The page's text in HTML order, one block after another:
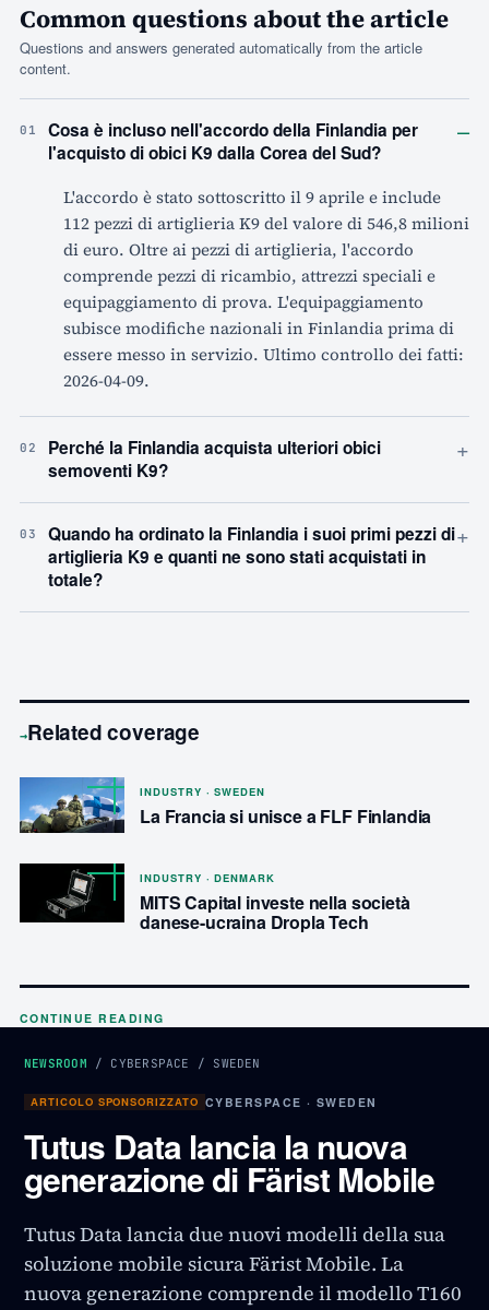
Common questions about the article
Questions and answers generated automatically from the article
content.
01
Cosa è incluso nell'accordo della Finlandia per
l'acquisto di obici K9 dalla Corea del Sud?
–
L'accordo è stato sottoscritto il 9 aprile e include
112 pezzi di artiglieria K9 del valore di 546,8 milioni
di euro. Oltre ai pezzi di artiglieria, l'accordo
comprende pezzi di ricambio, attrezzi speciali e
equipaggiamento di prova. L'equipaggiamento
subisce modifiche nazionali in Finlandia prima di
essere messo in servizio. Ultimo controllo dei fatti:
2026-04-09.
02
Perché la Finlandia acquista ulteriori obici
semoventi K9?
+
03
Quando ha ordinato la Finlandia i suoi primi pezzi di
artiglieria K9 e quanti ne sono stati acquistati in
totale?
+
→Related coverage
INDUSTRY · SWEDEN
La Francia si unisce a FLF Finlandia
INDUSTRY · DENMARK
MITS Capital investe nella società
danese-ucraina Dropla Tech
CONTINUE READING
NEWSROOM / CYBERSPACE / SWEDEN
ARTICOLO SPONSORIZZATO CYBERSPACE · SWEDEN
Tutus Data lancia la nuova
generazione di Färist Mobile
Tutus Data lancia due nuovi modelli della sua
soluzione mobile sicura Färist Mobile. La
nuova generazione comprende il modello T160